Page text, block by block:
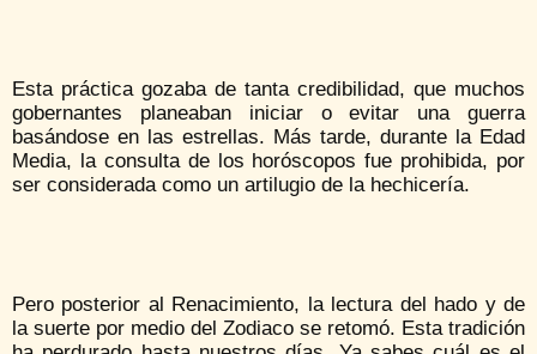
Esta práctica gozaba de tanta credibilidad, que muchos
gobernantes planeaban iniciar o evitar una guerra
basándose en las estrellas. Más tarde, durante la Edad
Media, la consulta de los horóscopos fue prohibida, por
ser considerada como un artilugio de la hechicería.
Pero posterior al Renacimiento, la lectura del hado y de
la suerte por medio del Zodiaco se retomó. Esta tradición